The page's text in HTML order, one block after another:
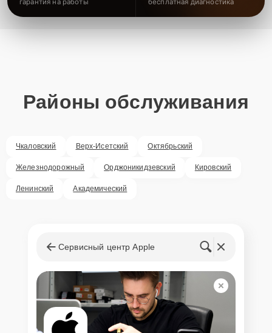
гарантия на работы бесплатная диагностика
Районы обслуживания
Чкаловский Верх-Исетский Октябрьский
Железнодорожный Орджоникидзевский Кировский
Ленинский Академический
Сервисный центр Apple